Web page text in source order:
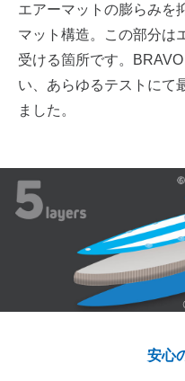
エアーマットの膨らみを
マット構造。この部分は
受ける箇所です。
い、あらゆるテストにて
ました。
安心